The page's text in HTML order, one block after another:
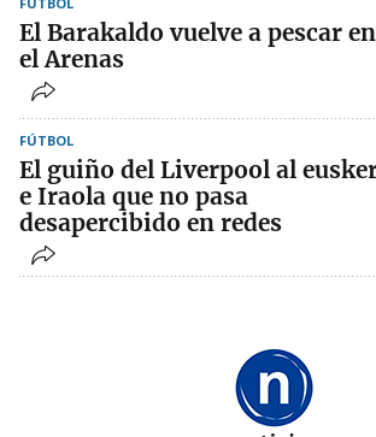
El Barakaldo vuelve a pescar en
el Arenas
FÚTBOL
El guiño del Liverpool al
e Iraola que no pasa
desapercibido en redes